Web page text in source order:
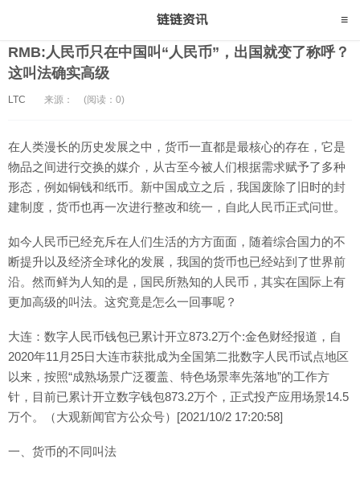
RMB:人民币只在中国叫“人民币”，出国就变了称呼？
这叫法确实高级
LTC 来源： (阅读：0)
在人类漫长的历史发展之中，货币一直都是最核心的存在，它是
物品之间进行交换的媒介，从古至今被人们根据需求赋予了多种
形态，例如铜钱和纸币。新中国成立之后，我国废除了旧时的封
建制度，货币也再一次进行整改和统一，自此人民币正式问世。
如今人民币已经充斥在人们生活的方方面面，随着综合国力的不
断提升以及经济全球化的发展，我国的货币也已经站到了世界前
沿。然而鲜为人知的是，国民所熟知的人民币，其实在国际上有
更加高级的叫法。这究竟是怎么一回事呢？
大连：数字人民币钱包已累计开立873.2万个:金色财经报道，自
2020年11月25日大连市获批成为全国第二批数字人民币试点地区
以来，按照“成熟场景广泛覆盖、特色场景率先落地”的工作方
针，目前已累计开立数字钱包873.2万个，正式投产应用场景14.5
万个。（大观新闻官方公众号）[2021/10/2 17:20:58]
一、货币的不同叫法